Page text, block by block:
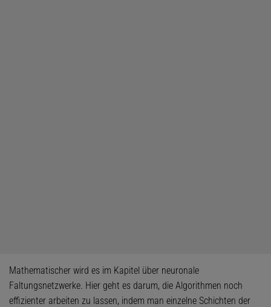
Mathematischer wird es im Kapitel über neuronale
Faltungsnetzwerke. Hier geht es darum, die Algorithmen noch
effizienter arbeiten zu lassen, indem man einzelne Schichten der